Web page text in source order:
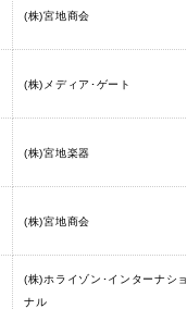
(株)宮地商会
(株)メディア･ゲート
(株)宮地楽器
(株)宮地商会
(株)ホライゾン･インターナショ
ナル